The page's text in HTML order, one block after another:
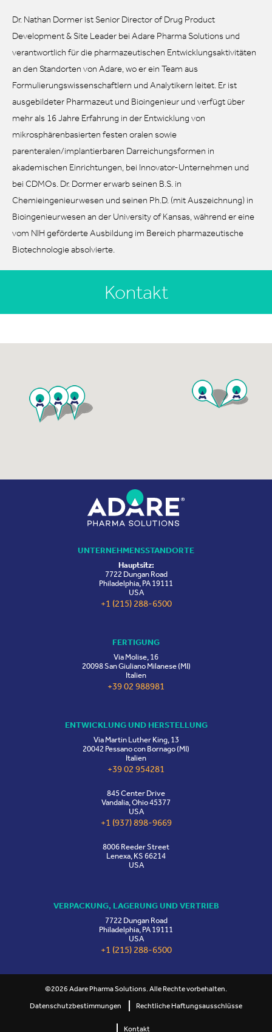
Dr. Nathan Dormer ist Senior Director of Drug Product
Development & Site Leader bei Adare Pharma Solutions und
verantwortlich für die pharmazeutischen Entwicklungsaktivitäten
an den Standorten von Adare, wo er ein Team aus
Formulierungswissenschaftlern und Analytikern leitet. Er ist
ausgebildeter Pharmazeut und Bioingenieur und verfügt über
mehr als 16 Jahre Erfahrung in der Entwicklung von
mikrosphärenbasierten festen oralen sowie
parenteralen/implantierbaren Darreichungsformen in
akademischen Einrichtungen, bei Innovator-Unternehmen und
bei CDMOs. Dr. Dormer erwarb seinen B.S. in
Chemieingenieurwesen und seinen Ph.D. (mit Auszeichnung) in
Bioingenieurwesen an der University of Kansas, während er eine
vom NIH geförderte Ausbildung im Bereich pharmazeutische
Biotechnologie absolvierte.
Kontakt
UNTERNEHMENSSTANDORTE
Hauptsitz:
7722 Dungan Road
Philadelphia, PA 19111
USA
+1 (215) 288-6500
FERTIGUNG
Via Molise, 16
20098 San Giuliano Milanese (MI)
Italien
+39 02 988981
ENTWICKLUNG UND HERSTELLUNG
Via Martin Luther King, 13
20042 Pessano con Bornago (MI)
Italien
+39 02 954281
845 Center Drive
Vandalia, Ohio 45377
USA
+1 (937) 898-9669
8006 Reeder Street
Lenexa, KS 66214
USA
VERPACKUNG, LAGERUNG UND VERTRIEB
7722 Dungan Road
Philadelphia, PA 19111
USA
+1 (215) 288-6500
©2026 Adare Pharma Solutions. Alle Rechte vorbehalten.
Datenschutzbestimmungen
Rechtliche Haftungsausschlüsse
Kontakt